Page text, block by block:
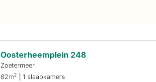
Oosterheemplein 248
Zoetermeer
82m2 | 1 slaapkamers